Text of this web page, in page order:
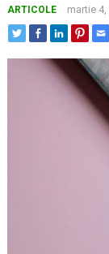
ARTICOLE martie 4,